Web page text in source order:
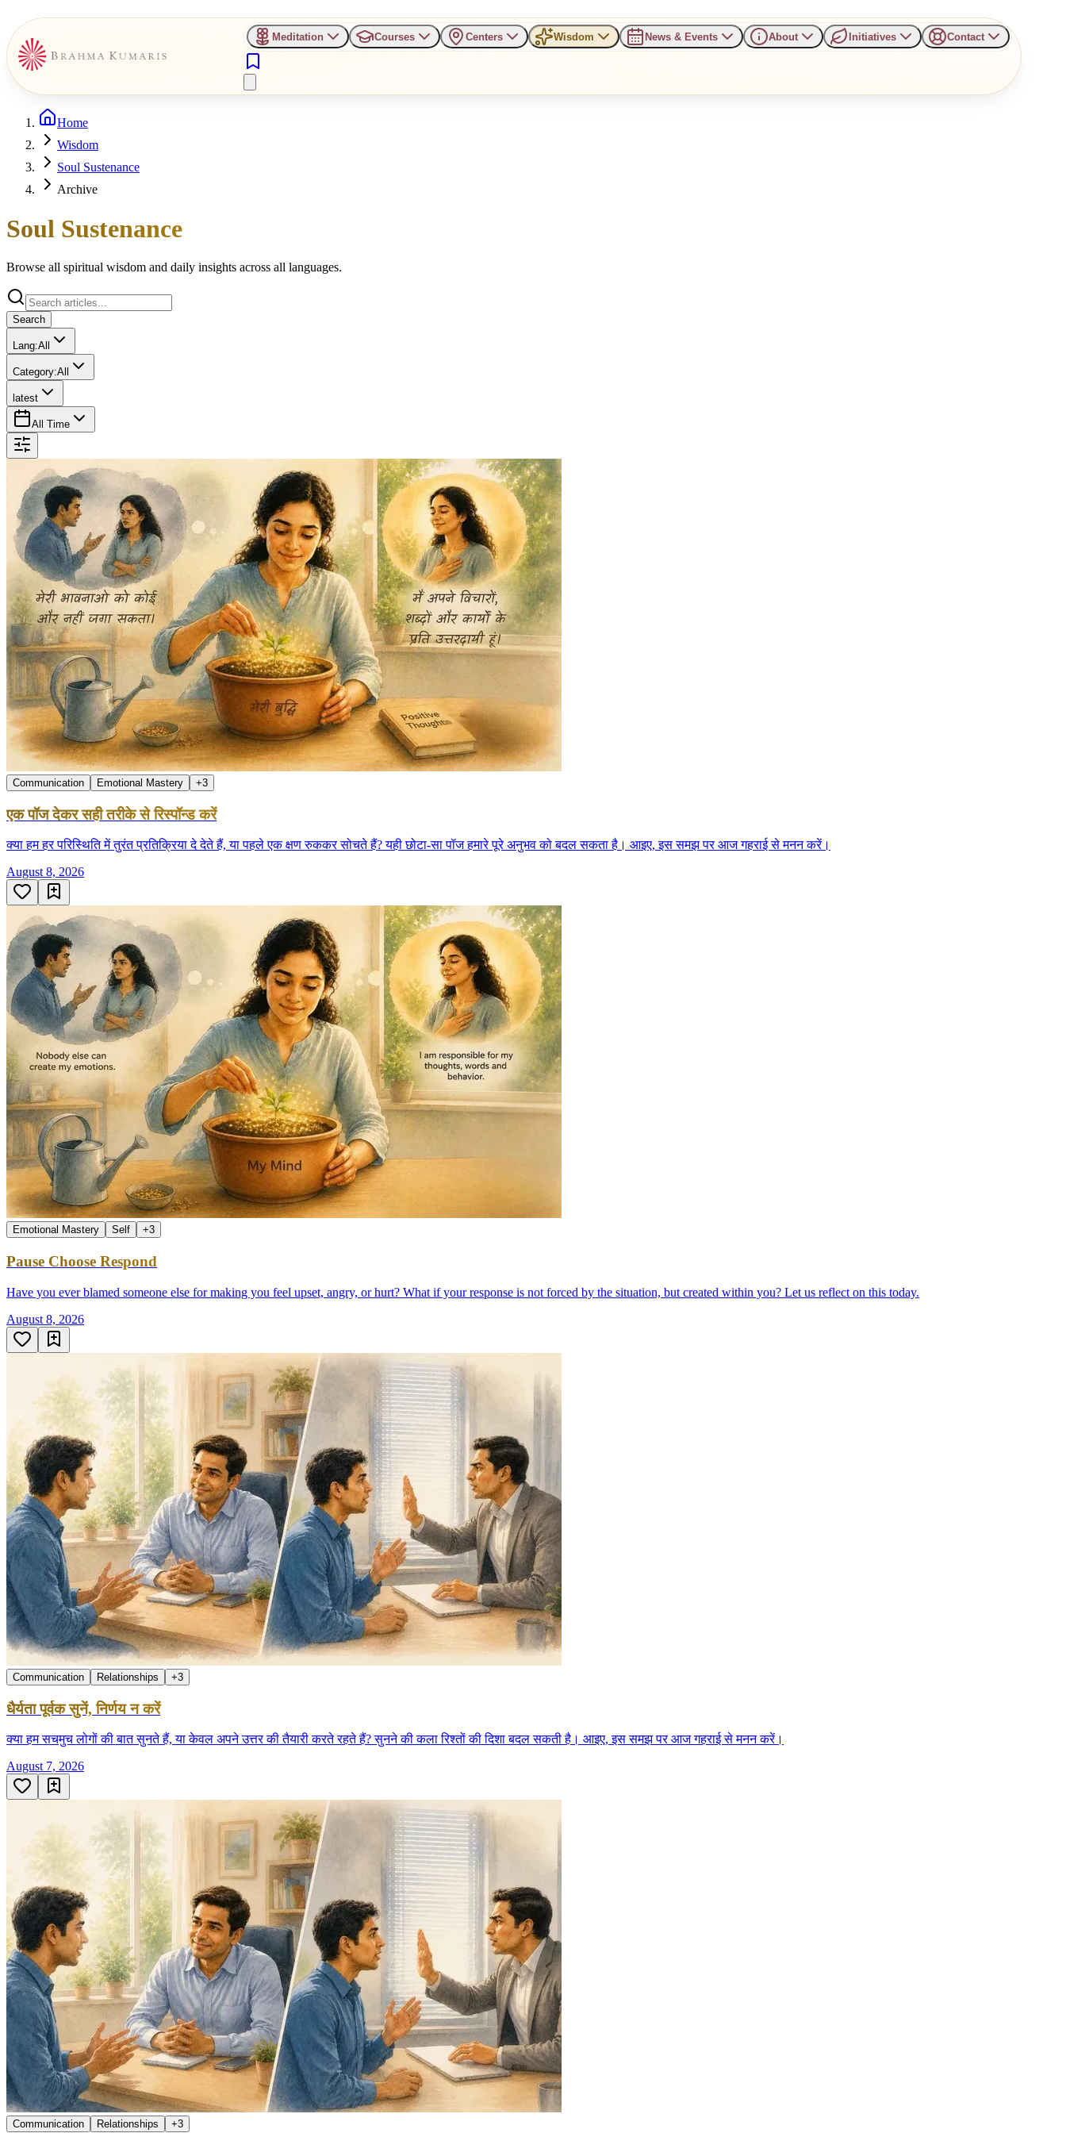
Meditation Courses Centers Wisdom News & Events About Initiatives Contact
Home
Wisdom
Soul Sustenance
Archive
Soul Sustenance
Browse all spiritual wisdom and daily insights across all languages.
Search
Lang:All
Category:All
latest
All Time
Communication Emotional Mastery +3
एक पॉज देकर सही तरीके से रिस्पॉन्ड करें
क्या हम हर परिस्थिति में तुरंत प्रतिक्रिया दे देते हैं, या पहले एक क्षण रुककर सोचते हैं? यही छोटा-सा पॉज हमारे पूरे अनुभव को बदल सकता है। आइए, इस समझ पर आज गहराई से मनन करें।
August 8, 2026
Emotional Mastery Self +3
Pause Choose Respond
Have you ever blamed someone else for making you feel upset, angry, or hurt? What if your response is not forced by the situation, but created within you? Let us reflect on this today.
August 8, 2026
Communication Relationships +3
धैर्यता पूर्वक सुनें, निर्णय न करें
क्या हम सचमुच लोगों की बात सुनते हैं, या केवल अपने उत्तर की तैयारी करते रहते हैं? सुनने की कला रिश्तों की दिशा बदल सकती है। आइए, इस समझ पर आज गहराई से मनन करें।
August 7, 2026
Communication Relationships +3